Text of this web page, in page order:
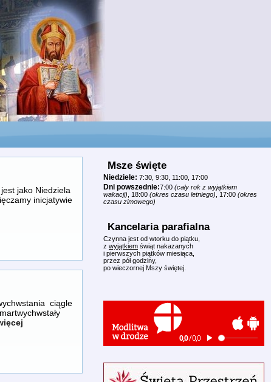
jako Niedziela
inicjatywie
ciągle
Msze święte
Niedziele: 7:30, 9:30, 11:00, 17:00
Dni powszednie:7:00 (cały rok z wyjątkiem
wakacji) , 18:00 (okres czasu letniego) , 17:00 (okres
czasu zimowego)
Kancelaria parafialna
Czynna jest od wtorku do piątku,
z wyjątkiem świąt nakazanych
i pierwszych piątków miesiąca,
przez pół godziny,
po wieczornej Mszy świętej.